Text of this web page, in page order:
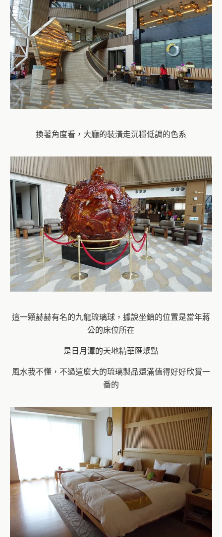
換著角度看，大廳的裝潢走沉穩低調的色系
這一顆赫赫有名的九龍琉璃球，據說坐鎮的位置是當年蔣
公的床位所在
是日月潭的天地精華匯聚點
風水我不懂，不過這麼大的琉璃製品還滿值得好好欣賞一
番的